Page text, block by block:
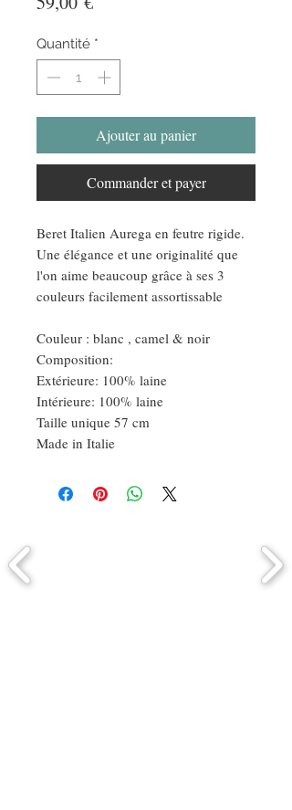
Quantité *
Ajouter au panier
Commander et payer
Beret Italien Aurega en feutre rigide.
Une élégance et une originalité que
l'on aime beaucoup grâce à ses 3
couleurs facilement assortissable
Couleur : blanc , camel & noir
Composition:
Extérieure: 100% laine
Intérieure: 100% laine
Taille unique 57 cm
Made in Italie